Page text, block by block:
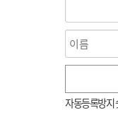
자동등록방지